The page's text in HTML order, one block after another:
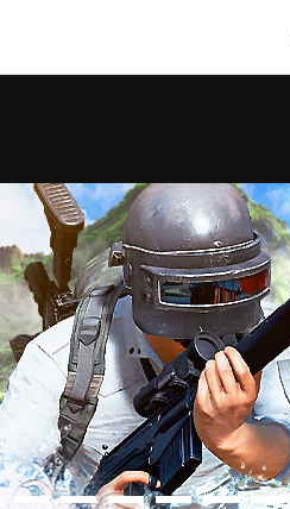
내정보
보안센터
고객센터
공지사항
카카오게임즈 PC방
게임코인
게임시간선택제
청